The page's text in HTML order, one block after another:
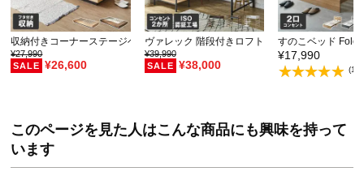
収納付きコーナーステージベッド CORNER STAG…
¥27,990
¥26,600
ヴァレック 階段付きロフトベッド システムベッ
¥39,990
¥38,000
すのこベッド
¥17,990
(1
このページを見た人はこんな商品にも興味を持って
います